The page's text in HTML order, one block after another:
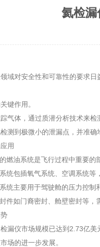
氦检
域对安全性和可靠性的要求
键作用。
气体，通过质潜分析技术来
测到极微小的泄漏点，并准
用
燃油系统是飞行过程中重要
统包插氧气系统、空调系统
统主要用于驾驶舱的压力控
件如门裔密封、舱壁密封等
漏仪市场规模已达到2.73亿
场的进一步发展。